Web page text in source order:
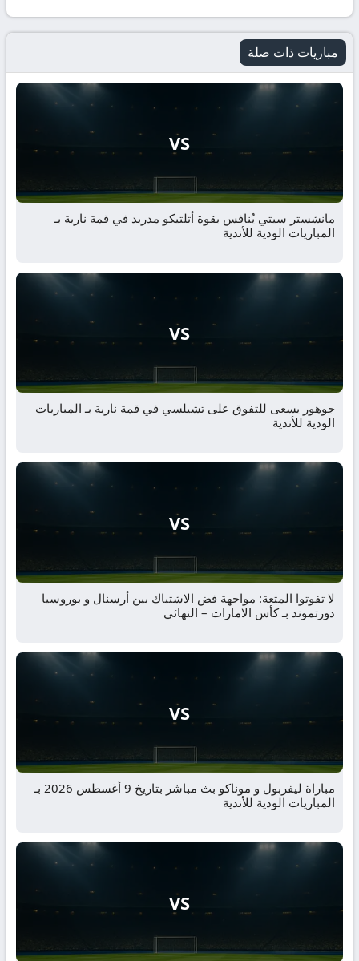
مباريات ذات صلة
VS
مانشستر سيتي يُنافس بقوة أتلتيكو مدريد في قمة نارية بـ
المباريات الودية للأندية
VS
جوهور يسعى للتفوق على تشيلسي في قمة نارية بـ المباريات
الودية للأندية
VS
لا تفوتوا المتعة: مواجهة فض الاشتباك بين أرسنال و بوروسيا
دورتموند بـ كأس الامارات – النهائي
VS
مباراة ليفربول و موناكو بث مباشر بتاريخ 9 أغسطس 2026 بـ
المباريات الودية للأندية
VS